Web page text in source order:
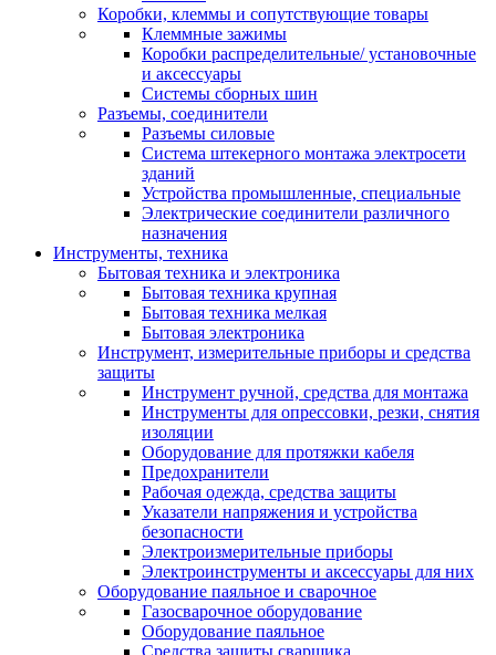
Коробки, клеммы и сопутствующие товары
Клеммные зажимы
Коробки распределительные/ установочные
и аксессуары
Системы сборных шин
Разъемы, соединители
Разъемы силовые
Система штекерного монтажа электросети
зданий
Устройства промышленные, специальные
Электрические соединители различного
назначения
Инструменты, техника
Бытовая техника и электроника
Бытовая техника крупная
Бытовая техника мелкая
Бытовая электроника
Инструмент, измерительные приборы и средства
защиты
Инструмент ручной, средства для монтажа
Инструменты для опрессовки, резки, снятия
изоляции
Оборудование для протяжки кабеля
Предохранители
Рабочая одежда, средства защиты
Указатели напряжения и устройства
безопасности
Электроизмерительные приборы
Электроинструменты и аксессуары для них
Оборудование паяльное и сварочное
Газосварочное оборудование
Оборудование паяльное
Средства защиты сварщика